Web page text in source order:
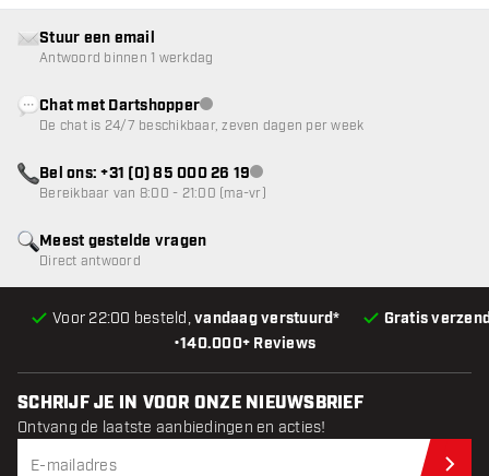
•140.000+ Reviews
Voor 22:00 besteld,vandaag verstuurd* Gratis
Meest gestelde vragen
Direct antwoord
Stuur een email
Antwoord binnen 1 werkdag
Chat met Dartshopperklantenservice niet beschikbaar
De chat is 24/7 beschikbaar, zeven dagen per week
Bel ons: +31 (0) 85 000 26 19klantenservice niet beschikbaar
Bereikbaar van 8:00 - 21:00 (ma-vr)
SCHRIJF JE IN VOOR ONZE NIEUWSBRIEF
Ontvang de laatste aanbiedingen en acties!